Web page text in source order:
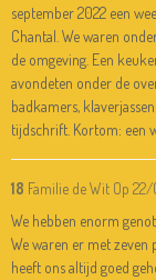
september 2022 een
Chantal. We waren
de omgeving. Een
avondeten onder de
badkamers,
tijdschrift. Kortom: een
18 Familie de Wit Op
We hebben enorm
We waren er met
heeft ons altijd goed